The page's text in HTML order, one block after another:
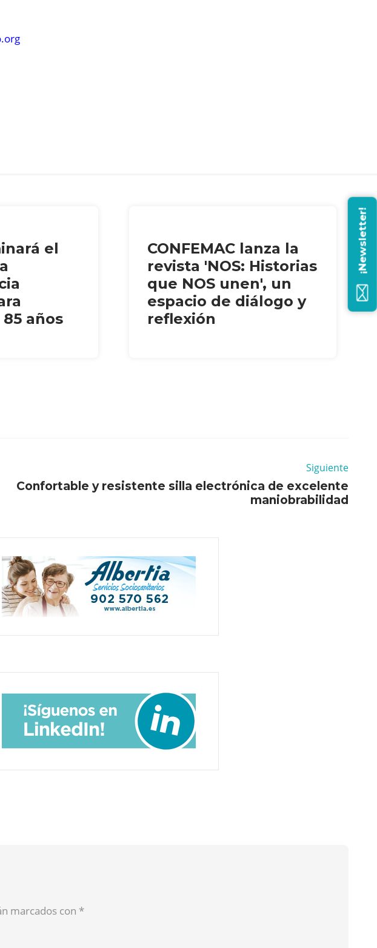
el
años
CONFEMAC lanza la
revista 'NOS: Historias
que NOS unen', un
espacio de diálogo y
reflexión
Siguiente
Confortable y resistente silla electrónica de excelente
maniobrabilidad
marcados con *
¡Newsletter!